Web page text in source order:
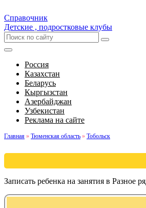
Справочник
Детские , подростковые клубы
Россия
Казахстан
Беларусь
Кыргызстан
Азербайджан
Узбекистан
Реклама на сайте
Главная » Тюменская область » Тобольск
Записать ребенка на занятия в